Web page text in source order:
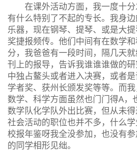
在课外活动方面，我一度十分
有什么特别了不起的专长。我身
乐器，现在钢琴、提琴、或是大
奖捷报频传。他们中间有在数学
分，我爸爸有一段时间，隔几天
刊上的报导，告诉我谁谁谁做的
中独占鳌头或者进入决赛，或者
学者奖、获州长颁发奖等等。而
数学、科学方面虽然也门门得A，
数学队化学队外出比赛，但从未
社会活动的职位也并不多，什么学
校报年鉴呀我全没参加，也没有
的同学相形见绌。